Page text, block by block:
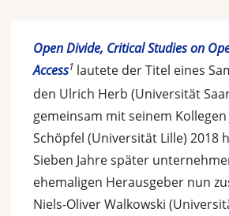
Open Divide, Critical Studies on
Access1 lautete der Titel eines
den Ulrich Herb (Universität
gemeinsam mit seinem Kollegen
Schöpfel (Universität Lille) 2018
Sieben Jahre später
ehemaligen Herausgeber nun
Niels-Oliver Walkowski